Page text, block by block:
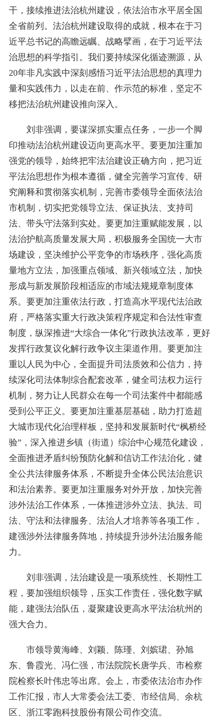
干，接续推进法治杭州建设，依法治市水平居全国
全省前列。法治杭州建设取得的成就，根本在于习
近平总书记的高瞻远瞩、战略擘画，在于习近平法
治思想的科学指引。我们要持续深化循迹溯源，从
20年非凡实践中深刻感悟习近平法治思想的真理力
量和实践伟力，以走在前、作示范的标准，坚定不
移把法治杭州建设推向深入。
刘非强调，要谋深抓实重点任务，一步一个脚
印推动法治杭州建设迈向更高水平。要更加注重加
强党的领导，始终把牢法治建设正确方向，把习近
平法治思想作为根本遵循，健全完善学习宣传、研
究阐释和贯彻落实机制，完善市委领导全面依法治
市机制，切实把党领导立法、保证执法、支持司
法、带头守法落到实处。要更加注重赋能发展，以
法治护航高质量发展大局，积极服务全国统一大市
场建设，坚决维护公平竞争的市场秩序，强化高质
量地方立法，加强重点领域、新兴领域立法，加快
形成与新发展阶段相适应的市域法规规章制度体
系。要更加注重依法行政，打造高水平现代法治政
府，严格落实重大行政决策程序规定和合法性审查
制度，纵深推进“大综合一体化”行政执法改革，更好
发挥行政复议化解行政争议主渠道作用。要更加注
重以人民为中心，全面提升司法质效和公信力，持
续深化司法体制综合配套改革，健全司法权力运行
机制，努力让人民群众在每一个司法案件中都能感
受到公平正义。要更加注重基层基础，助力打造超
大城市现代化治理样板，坚持和发展新时代“枫桥经
验”，深入推进乡镇（街道）综治中心规范化建设，
全面推进矛盾纠纷预防化解和信访工作法治化，健
全公共法律服务体系，不断提升全体公民法治意识
和法治素养。要更加注重服务对外开放，加快完善
涉外法治工作体系，一体推进涉外立法、执法、司
法、守法和法律服务、法治人才培养等各项工作，
建强涉外法律服务阵地，持续提升涉外法治服务能
力。
刘非强调，法治建设是一项系统性、长期性工
程，要加强组织领导，压实工作责任，强化数字赋
能，建强法治队伍，凝聚建设更高水平法治杭州的
强大合力。
市领导黄海峰、刘颖、陈瑾、刘嫔珺、孙旭
东、鲁霞光、冯仁强，市法院院长唐学兵、市检察
院检察长叶伟忠等出席。会上，市委依法治市办作
工作汇报，市人大常委会法工委、市经信局、余杭
区、浙江零跑科技股份有限公司作交流。